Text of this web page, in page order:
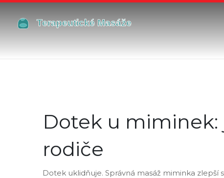
Dotek u
rodiče
Dotek uklidňuje. Správná masáž miminka